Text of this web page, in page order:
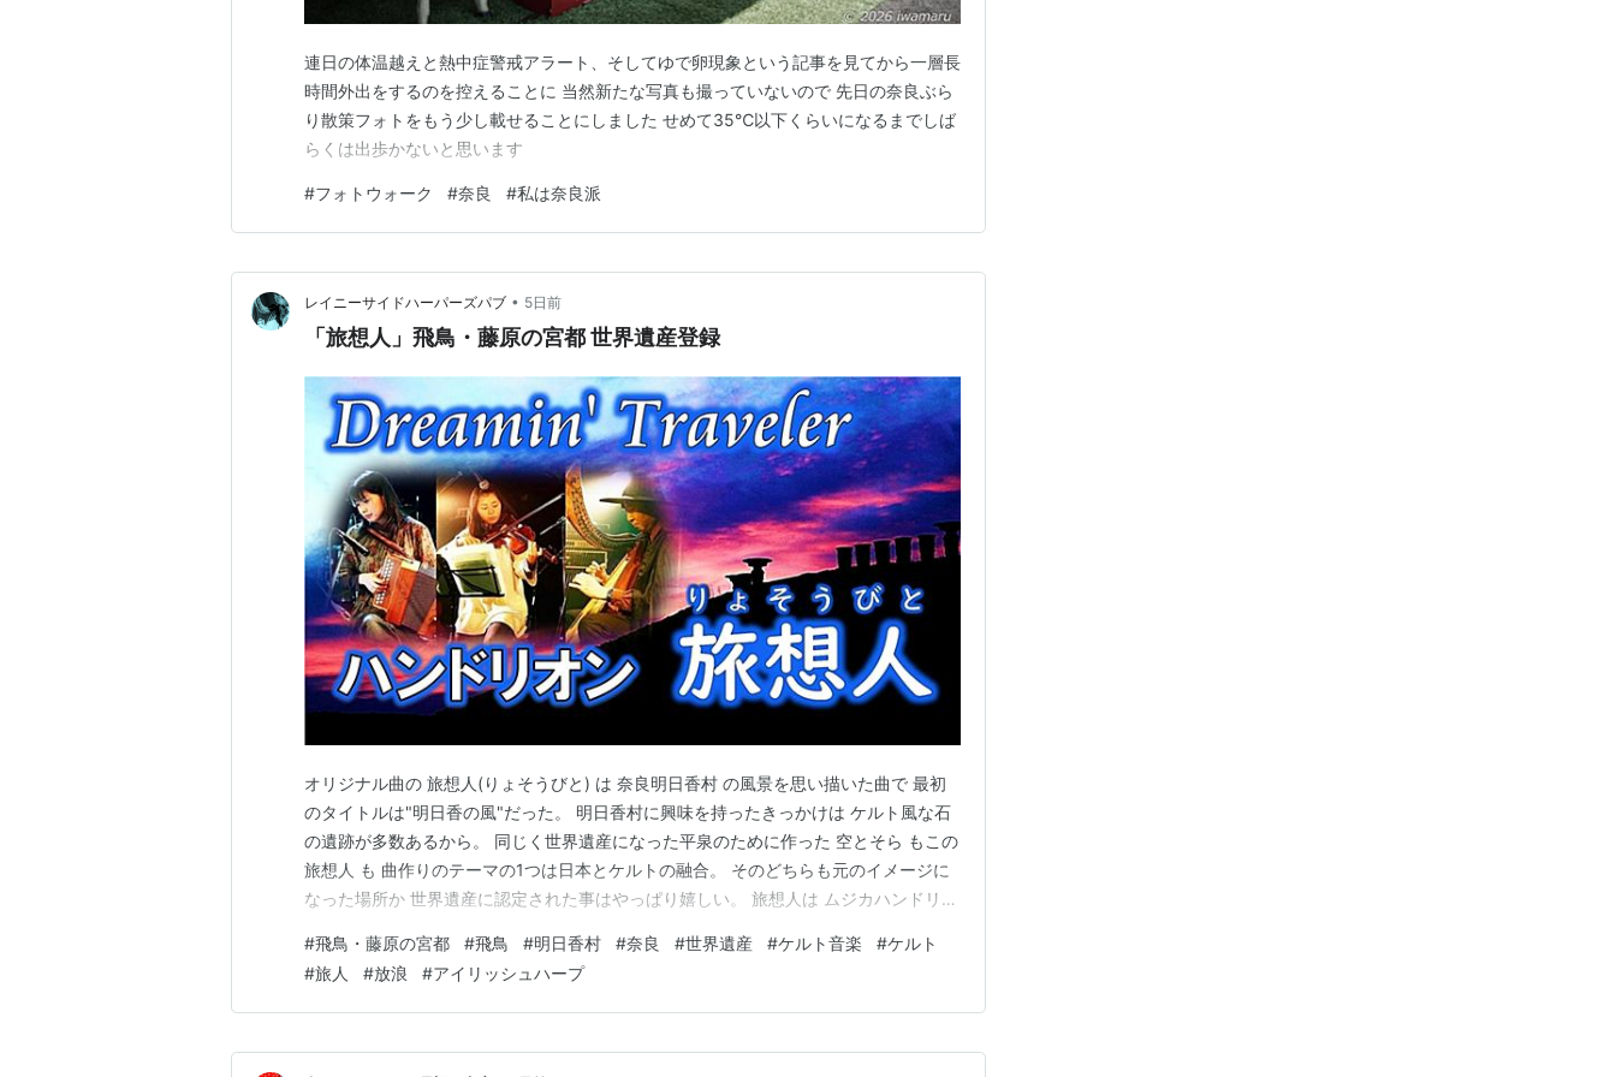
連日の体温越えと熱中症警戒アラート、そしてゆで卵現象という記事を見てから一層長
時間外出をするのを控えることに 当然新たな写真も撮っていないので 先日の奈良ぶら
り散策フォトをもう少し載せることにしました せめて35℃以下くらいになるまでしば
らくは出歩かないと思います
#フォトウォーク #奈良 #私は奈良派
レイニーサイドハーパーズパブ • 5日前
「旅想人」飛鳥・藤原の宮都 世界遺産登録
オリジナル曲の 旅想人(りょそうびと) は 奈良明日香村 の風景を思い描いた曲で 最初
のタイトルは"明日香の風"だった。 明日香村に興味を持ったきっかけは ケルト風な石
の遺跡が多数あるから。 同じく世界遺産になった平泉のために作った 空とそら もこの
旅想人 も 曲作りのテーマの1つは日本とケルトの融合。 そのどちらも元のイメージに
なった場所か 世界遺産に認定された事はやっぱり嬉しい。 旅想人は ムジカハンドリオ
ファントで演奏した 懐かしい映像からフル動画をアップしました。 音質、画質共に可
能な範囲で ブラッシ…
#飛鳥・藤原の宮都 #飛鳥 #明日香村 #奈良 #世界遺産 #ケルト音楽 #ケルト
#旅人 #放浪 #アイリッシュハープ